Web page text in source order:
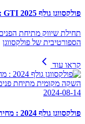
פולקסווגן גולף GTI 2025 : מחיר החל מ-299,900 ש"ח
תחילת שיווק מתיחת
הספורטיבית של פולקסווגן
קראו עוד
השקה מקומית מתיחת
2024-08-14
פולקסווגן גולף 2024 : מחיר החל מ-169,900 ש"ח